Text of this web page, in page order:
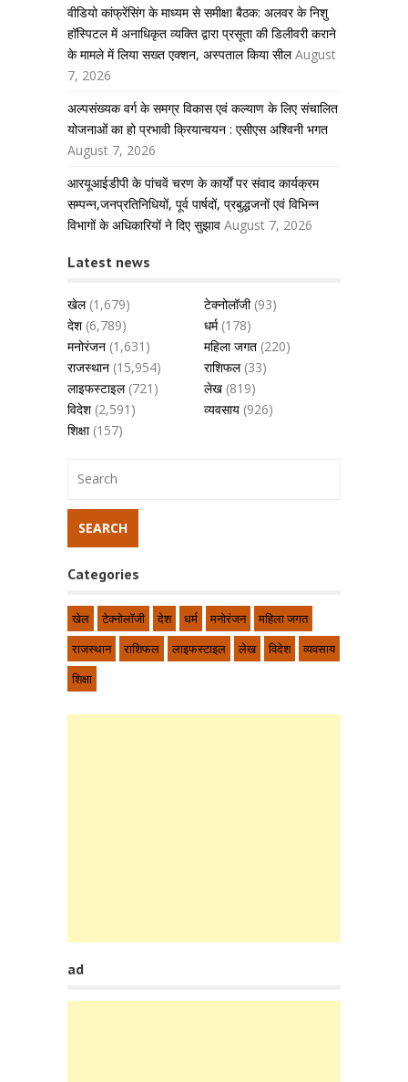
वीडियो कांफ्रेंसिंग के माध्यम से समीक्षा बैठक: अलवर के निशु
हॉस्पिटल में अनाधिकृत व्यक्ति द्वारा प्रसूता की डिलीवरी कराने
के मामले में लिया सख्त एक्शन, अस्पताल किया सील August
7, 2026
अल्पसंख्यक वर्ग के समग्र विकास एवं कल्याण के लिए संचालित
योजनाओं का हो प्रभावी क्रियान्वयन : एसीएस अश्विनी भगत
August 7, 2026
आरयूआईडीपी के पांचवें चरण के कार्यों पर संवाद कार्यक्रम
सम्पन्न,जनप्रतिनिधियों, पूर्व पार्षदों, प्रबुद्धजनों एवं विभिन्न
विभागों के अधिकारियों ने दिए सुझाव August 7, 2026
Latest news
खेल(1,679) टेक्नोलॉजी(93)
देश(6,789) धर्म(178)
मनोरंजन (1,631) महिला जगत (220)
राजस्थान (15,954) राशिफल(33)
लाइफस्टाइल(721) लेख (819)
विदेश(2,591) व्यवसाय (926)
शिक्षा(157)
Categories
खेल टेक्नोलॉजी देश धर्म मनोरंजन
महिला जगत
राजस्थान
राशिफल लाइफस्टाइल लेख विदेश
व्यवसाय
शिक्षा
ad